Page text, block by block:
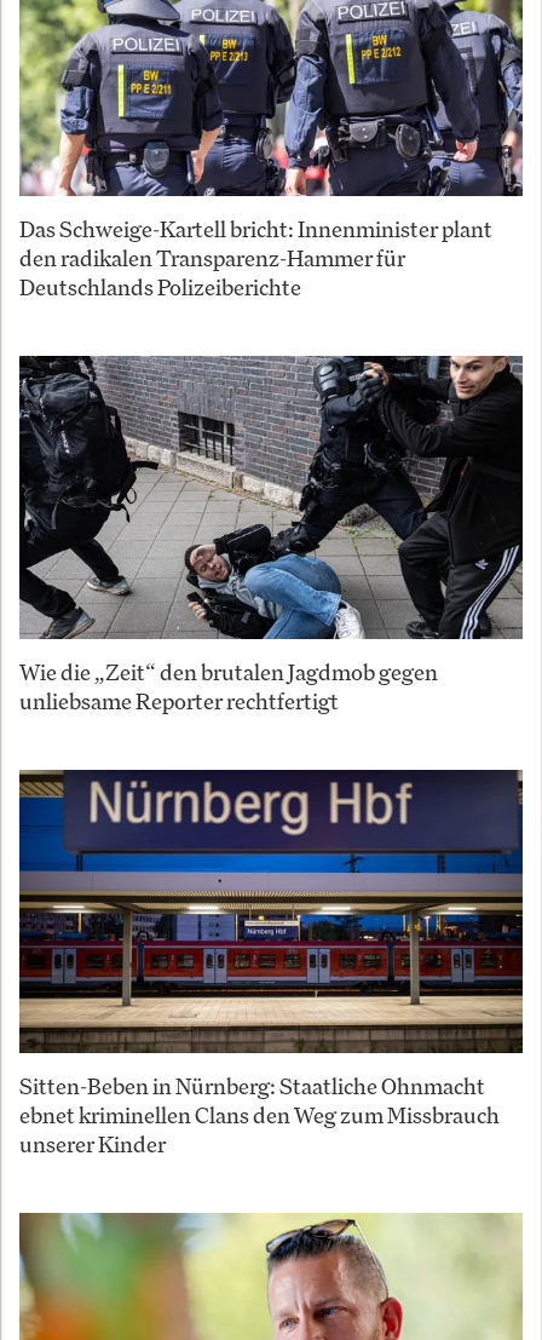
Das Schweige-Kartell bricht: Innenminister plant
den radikalen Transparenz-Hammer für
Deutschlands Polizeiberichte
Wie die „Zeit“ den brutalen Jagdmob gegen
unliebsame Reporter rechtfertigt
Sitten-Beben in Nürnberg: Staatliche Ohnmacht
ebnet kriminellen Clans den Weg zum Missbrauch
unserer Kinder